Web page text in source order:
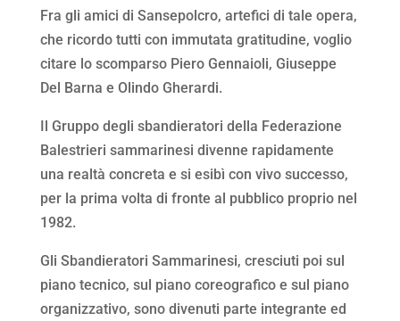
Fra gli amici di Sansepolcro, artefici di tale opera,
che ricordo tutti con immutata gratitudine, voglio
citare lo scomparso Piero Gennaioli, Giuseppe
Del Barna e Olindo Gherardi.
Il Gruppo degli sbandieratori della Federazione
Balestrieri sammarinesi divenne rapidamente
una realtà concreta e si esibì con vivo successo,
per la prima volta di fronte al pubblico proprio nel
1982.
Gli Sbandieratori Sammarinesi, cresciuti poi sul
piano tecnico, sul piano coreografico e sul piano
organizzativo, sono divenuti parte integrante ed